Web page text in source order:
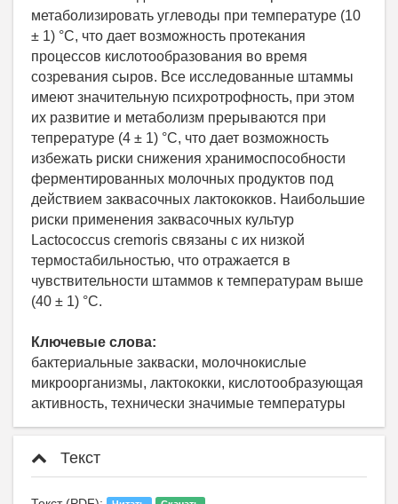
метаболизировать углеводы при температуре (10
± 1) °С, что дает возможность протекания
процессов кислотообразования во время
созревания сыров. Все исследованные штаммы
имеют значительную психротрофность, при этом
их развитие и метаболизм прерываются при
тепрературе (4 ± 1) °С, что дает возможность
избежать риски снижения хранимоспособности
ферментированных молочных продуктов под
действием заквасочных лактококков. Наибольшие
риски применения заквасочных культур
Lactococcus cremoris связаны с их низкой
термостабильностью, что отражается в
чувствительности штаммов к температурам выше
(40 ± 1) °С.
Ключевые слова:
бактериальные закваски, молочнокислые
микроорганизмы, лактококки, кислотообразующая
активность, технически значимые температуры
Текст